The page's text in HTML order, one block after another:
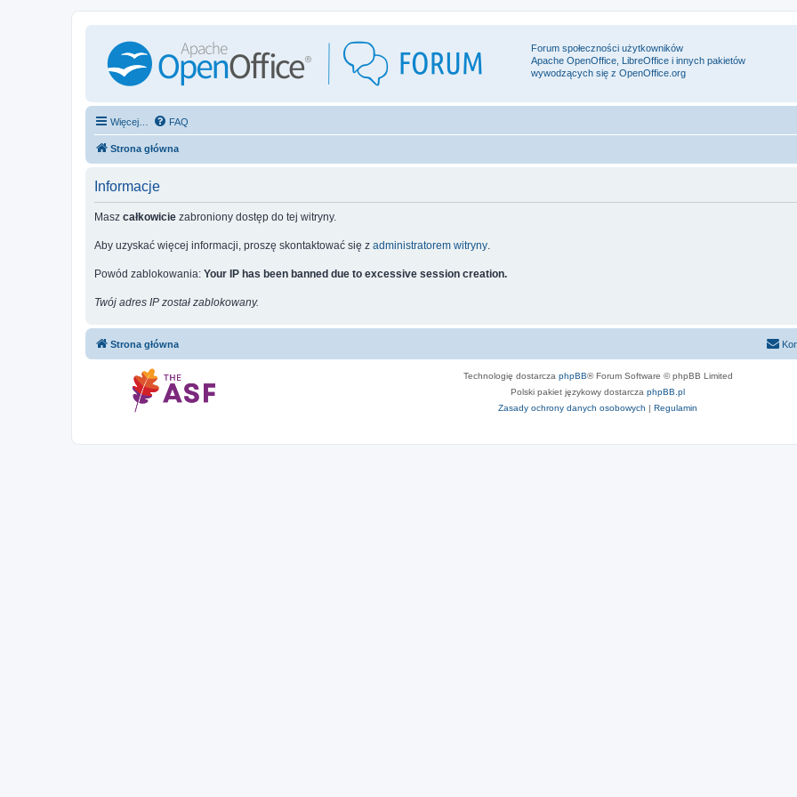
Forum społeczności użytkowników
Apache OpenOffice, LibreOffice i innych pakietów
wywodzących się z OpenOffice.org
Więcej… FAQ
Strona główna
Informacje
Masz całkowicie zabroniony dostęp do tej witryny.
Aby uzyskać więcej informacji, proszę skontaktować się z administratorem witryny.
Powód zablokowania: Your IP has been banned due to excessive session creation.
Twój adres IP został zablokowany.
Strona główna
Technologię dostarcza phpBB® Forum Software © phpBB Limited
Polski pakiet językowy dostarcza phpBB.pl
Zasady ochrony danych osobowych | Regulamin